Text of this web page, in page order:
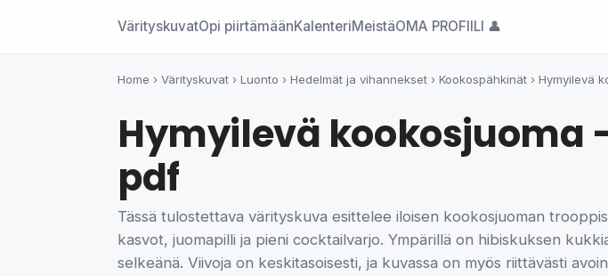
VärityskuvatOpi piirtämäänKalenteriMeistäOMA PROFIILI 👤
Home › Värityskuvat › Luonto › Hedelmät ja vihannekset › Kookospähkinät › Hymyilevä
Hymyilevä
pdf
Tässä tulostettava värityskuva esittelee iloisen kookosjuoman
kasvot, juomapilli ja pieni cocktailvarjo. Ympärillä on hibiskuksen
selkeänä. Viivoja on keskitasoisesti, ja kuvassa on myös riittävästi